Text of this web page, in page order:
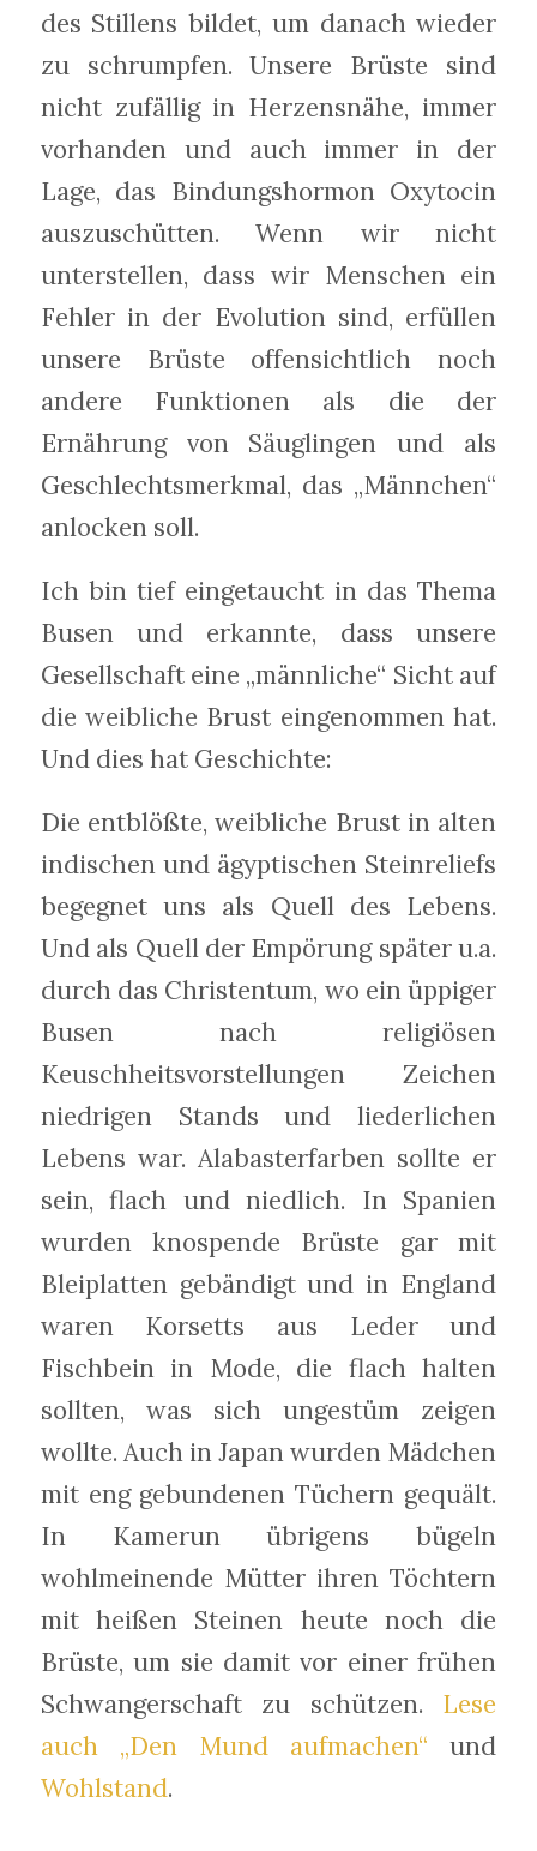
des Stillens bildet, um danach wieder
zu schrumpfen. Unsere Brüste sind
nicht zufällig in Herzensnähe, immer
vorhanden und auch immer in der
Lage, das Bindungshormon Oxytocin
auszuschütten. Wenn wir nicht
unterstellen, dass wir Menschen ein
Fehler in der Evolution sind, erfüllen
unsere Brüste offensichtlich noch
andere Funktionen als die der
Ernährung von Säuglingen und als
Geschlechtsmerkmal, das „Männchen“
anlocken soll.
Ich bin tief eingetaucht in das Thema
Busen und erkannte, dass unsere
Gesellschaft eine „männliche“ Sicht auf
die weibliche Brust eingenommen hat.
Und dies hat Geschichte:
Die entblößte, weibliche Brust in alten
indischen und ägyptischen Steinreliefs
begegnet uns als Quell des Lebens.
Und als Quell der Empörung später u.a.
durch das Christentum, wo ein üppiger
Busen nach religiösen
Keuschheitsvorstellungen Zeichen
niedrigen Stands und liederlichen
Lebens war. Alabasterfarben sollte er
sein, flach und niedlich. In Spanien
wurden knospende Brüste gar mit
Bleiplatten gebändigt und in England
waren Korsetts aus Leder und
Fischbein in Mode, die flach halten
sollten, was sich ungestüm zeigen
wollte. Auch in Japan wurden Mädchen
mit eng gebundenen Tüchern gequält.
In Kamerun übrigens bügeln
wohlmeinende Mütter ihren Töchtern
mit heißen Steinen heute noch die
Brüste, um sie damit vor einer frühen
Schwangerschaft zu schützen. Lese
auch „Den Mund aufmachen“ und
Wohlstand.